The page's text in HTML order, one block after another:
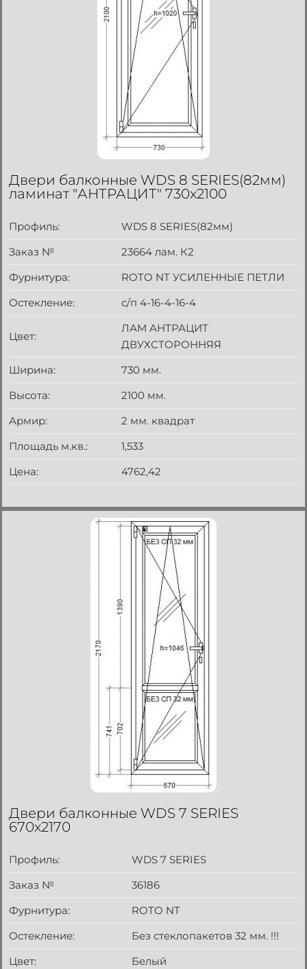
Двери балконные WDS 8 SERIES(82мм)
ламинат "АНТРАЦИТ" 730x2100
Профиль:
WDS 8 SERIES(82мм)
Заказ №
23664 лам. К2
Фурнитура:
ROTO NT УСИЛЕННЫЕ ПЕТЛИ
Остекление:
с/п 4-16-4-16-4
Цвет:
ЛАМ АНТРАЦИТ
ДВУХСТОРОННЯЯ
Ширина:
730 мм.
Высота:
2100 мм.
Армир:
2 мм. квадрат
Площадь м.кв.:
1,533
Цена:
4762,42
Двери балконные WDS 7 SERIES
670x2170
Профиль:
WDS 7 SERIES
Заказ №
36186
Фурнитура:
ROTO NT
Остекление:
Без стеклопакетов 32 мм. !!!
Цвет:
Белый